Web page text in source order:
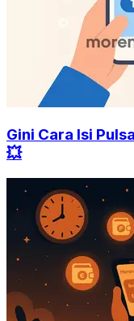
Gini Cara Isi
💥